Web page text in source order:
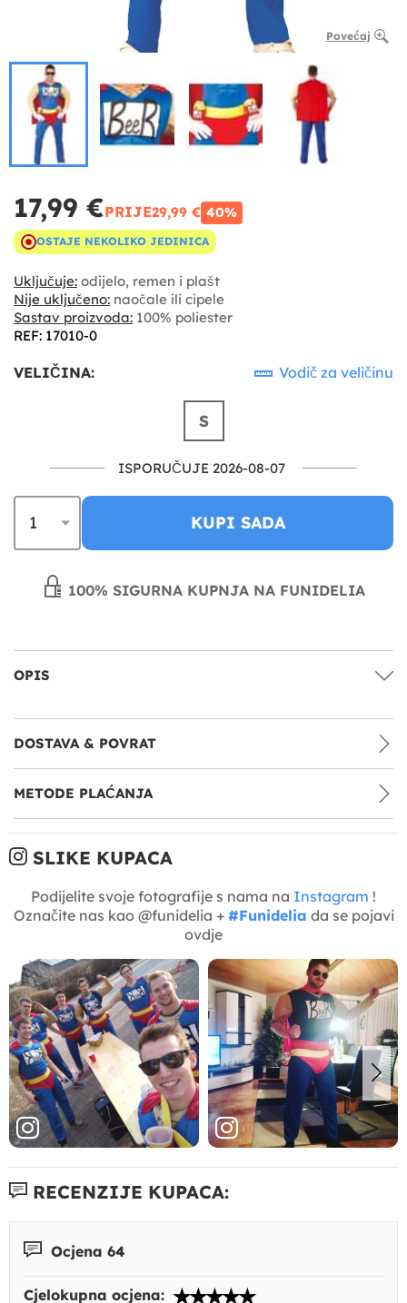
Povećaj
17,99 €PRIJE29,99 € 40%
OSTAJE NEKOLIKO JEDINICA
Uključuje: odijelo, remen i plašt
Nije uključeno: naočale ili cipele
Sastav proizvoda: 100% poliester
REF: 17010-0
VELIČINA: Vodič za veličinu
S
ISPORUČUJE 2026-08-07
KUPI SADA
100% SIGURNA KUPNJA NA FUNIDELIA
OPIS
DOSTAVA & POVRAT
METODE PLAĆANJA
SLIKE KUPACA
Podijelite svoje fotografije s nama na Instagram !
Označite nas kao @funidelia + #Funidelia da se pojavi
ovdje
RECENZIJE KUPACA:
Ocjena 64
Cjelokupna ocjena: